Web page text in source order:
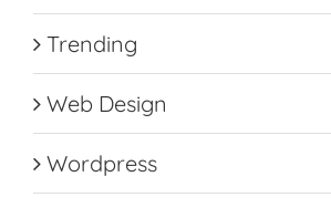
Trending
Web Design
Wordpress